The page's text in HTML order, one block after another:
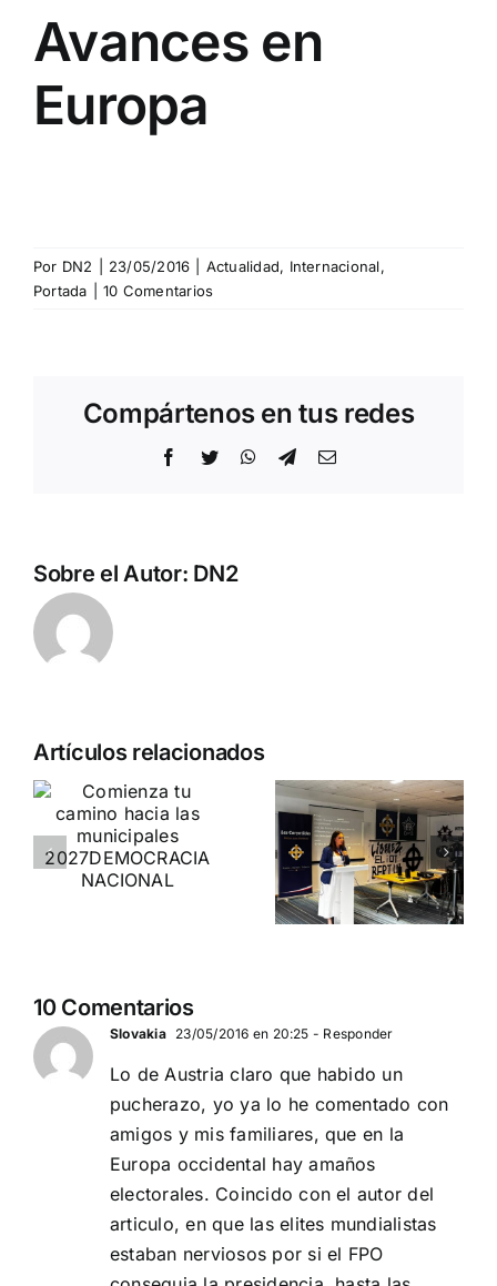
Avances en
Europa
Por DN2 23/05/2016 Actualidad, Internacional,
Portada
10 Comentarios
Compártenos en tus redes
Facebook
Twitter WhatsApp
TelegramCorreo
Sobre el Autor: DN2
Artículos relacionados
Entrevista a
Jennifer
Amaro
DN en la
cumbre de
la APF en
Belgrado
(Serbia)
10 Comentarios
Slovakia 23/05/2016 en 20:25 - Responder
Lo de Austria claro que habido un
pucherazo, yo ya lo he comentado con
amigos y mis familiares, que en la
Europa occidental hay amaños
electorales. Coincido con el autor del
articulo, en que las elites mundialistas
estaban nerviosos por si el FPO